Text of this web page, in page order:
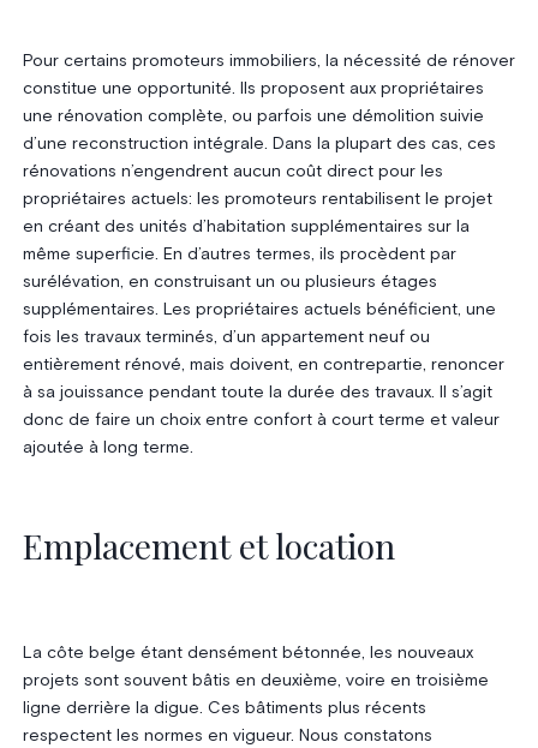
Pour certains promoteurs immobiliers, la nécessité de rénover
constitue une opportunité. Ils proposent aux propriétaires
une rénovation complète, ou parfois une démolition suivie
d’une reconstruction intégrale. Dans la plupart des cas, ces
rénovations n’engendrent aucun coût direct pour les
propriétaires actuels: les promoteurs rentabilisent le projet
en créant des unités d’habitation supplémentaires sur la
même superficie. En d’autres termes, ils procèdent par
surélévation, en construisant un ou plusieurs étages
supplémentaires. Les propriétaires actuels bénéficient, une
fois les travaux terminés, d’un appartement neuf ou
entièrement rénové, mais doivent, en contrepartie, renoncer
à sa jouissance pendant toute la durée des travaux. Il s’agit
donc de faire un choix entre confort à court terme et valeur
ajoutée à long terme.
Emplacement et location
La côte belge étant densément bétonnée, les nouveaux
projets sont souvent bâtis en deuxième, voire en troisième
ligne derrière la digue. Ces bâtiments plus récents
respectent les normes en vigueur. Nous constatons